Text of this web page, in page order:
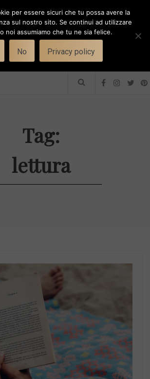
WIFE
donne che lavorano
Tag:
lettura
per essere sicuri che tu possa avere la
sul nostro sito. Se continui ad utilizzare
noi assumiamo che tu ne sia felice.
No Privacy policy